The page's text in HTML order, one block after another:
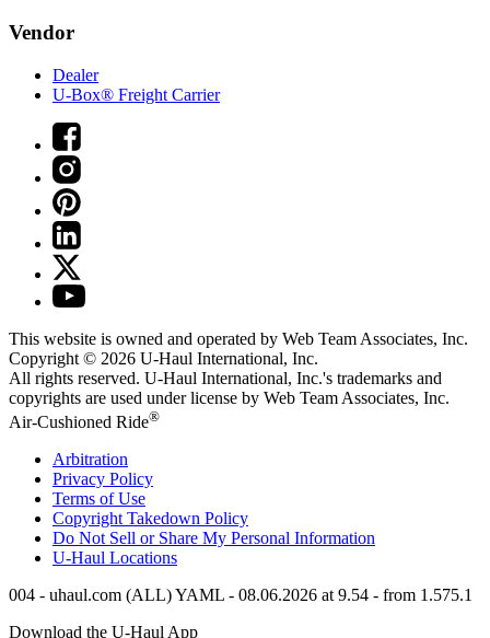
Vendor
Dealer
U-Box® Freight Carrier
This website is owned and operated by Web Team Associates, Inc.
Copyright © 2026 U-Haul International, Inc.
All rights reserved. U-Haul International, Inc.'s trademarks and
copyrights are used under license by Web Team Associates, Inc.
Air-Cushioned Ride®
Arbitration
Privacy Policy
Terms of Use
Copyright Takedown Policy
Do Not Sell or Share My Personal Information
U-Haul Locations
004 - uhaul.com (ALL) YAML - 08.06.2026 at 9.54 - from 1.575.1
Download the U-HaulApp